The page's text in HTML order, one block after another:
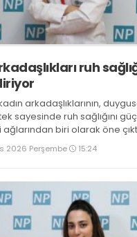
ruh
arkadaşlıklarının,
sayesinde ruh sağlığını
biri olarak öne
2026 Perşembe 15:24